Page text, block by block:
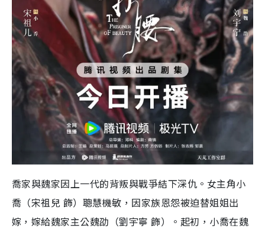
喬家與魏家因上一代的背叛與戰爭結下深仇。女主角小
喬（宋祖兒 飾）聰慧機敏，因家族恩怨被迫替姐姐出
嫁，嫁給魏家主公魏劭（劉宇寧 飾）。起初，小喬在魏